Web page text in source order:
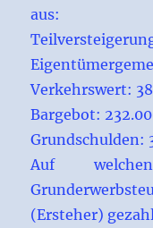
aus:
Verkehrswert:
Bargebot:
Grundschulden:
Auf
(Ersteher)